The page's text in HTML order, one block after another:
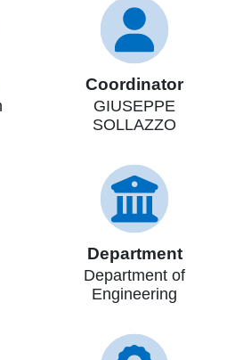
Coordinator
GIUSEPPE
SOLLAZZO
Department
Department of
Engineering